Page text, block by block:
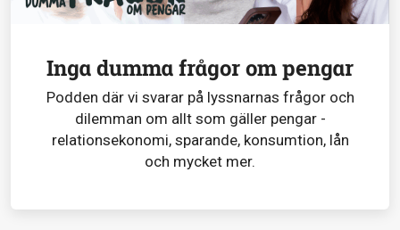
Inga dumma frågor om pengar
Podden där vi svarar på lyssnarnas frågor och
dilemman om allt som gäller pengar -
relationsekonomi, sparande, konsumtion, lån
och mycket mer.